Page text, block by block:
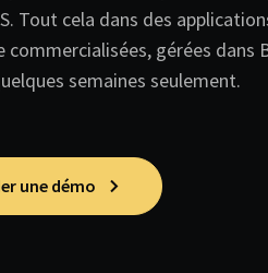
Tout cela dans des
commercialisées, gérées dans
semaines seulement.
une démo